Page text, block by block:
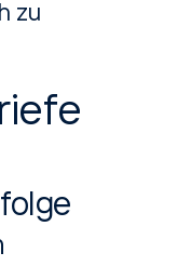
zu